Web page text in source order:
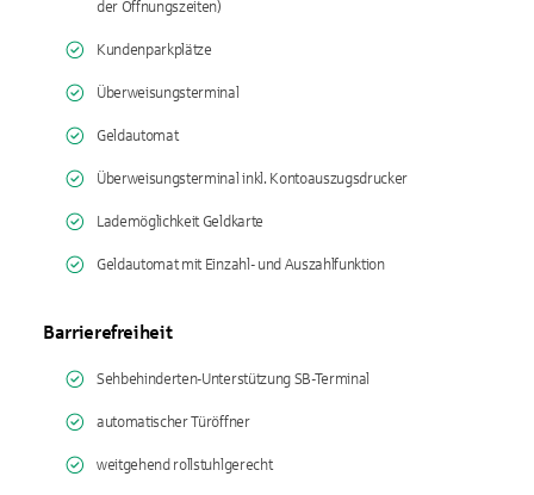
der Öffnungszeiten)
Kundenparkplätze
Überweisungsterminal
Geldautomat
Überweisungsterminal inkl. Kontoauszugsdrucker
Lademöglichkeit Geldkarte
Geldautomat mit Einzahl- und Auszahlfunktion
Barrierefreiheit
Sehbehinderten-Unterstützung SB-Terminal
automatischer Türöffner
weitgehend rollstuhlgerecht